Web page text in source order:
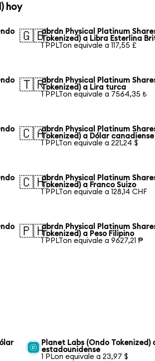
hoy
🇬🇧abrdn Physical Platinum
Tokenized) a Libra Esterlina
1 PPLTon equivale a 117,55 £
🇹🇷abrdn Physical Platinum
Tokenized) a Lira turca
1 PPLTon equivale a 7564,35 ₺
🇨🇦abrdn Physical Platinum
Tokenized) a Dólar canadiense
1 PPLTon equivale a 221,24 $
🇨🇭abrdn Physical Platinum
Tokenized) a Franco Suizo
1 PPLTon equivale a 128,14 CHF
🇵🇭abrdn Physical Platinum
Tokenized) a Peso Filipino
1 PPLTon equivale a 9627,21 ₱
Planet Labs (Ondo Tokenized)
estadounidense
1 PLon equivale a 23,97 $